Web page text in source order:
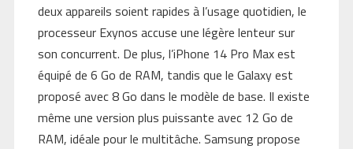
deux appareils soient rapides à l’usage quotidien, le
processeur Exynos accuse une légère lenteur sur
son concurrent. De plus, l’iPhone 14 Pro Max est
équipé de 6 Go de RAM, tandis que le Galaxy est
proposé avec 8 Go dans le modèle de base. Il existe
même une version plus puissante avec 12 Go de
RAM, idéale pour le multitâche. Samsung propose